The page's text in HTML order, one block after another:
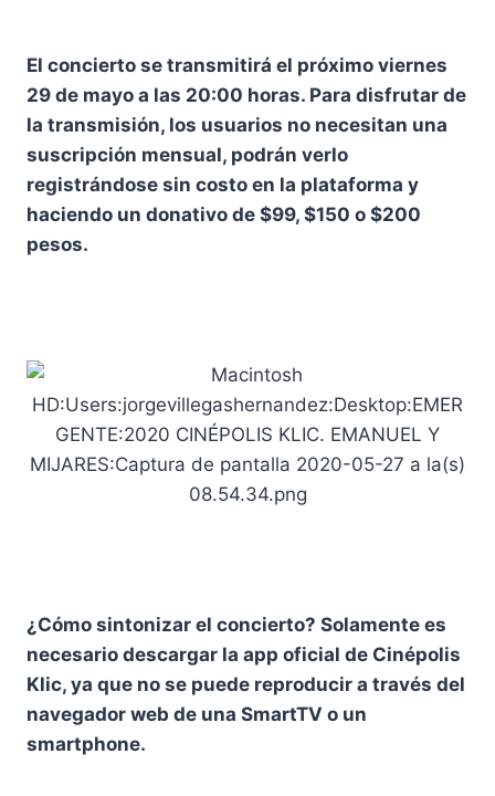
El concierto se transmitirá el próximo viernes
29 de mayo a las 20:00 horas. Para disfrutar de
la transmisión, los usuarios no necesitan una
suscripción mensual, podrán verlo
registrándose sin costo en la plataforma y
haciendo un donativo de $99, $150 o $200
pesos.
¿Cómo sintonizar el concierto? Solamente es
necesario descargar la app oficial de Cinépolis
Klic, ya que no se puede reproducir a través del
navegador web de una SmartTV o un
smartphone.